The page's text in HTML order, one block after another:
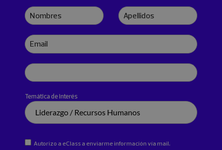
Nombres Apellidos
Email
Temática de interés
Autorizo a eClass a enviarme información vía mail.